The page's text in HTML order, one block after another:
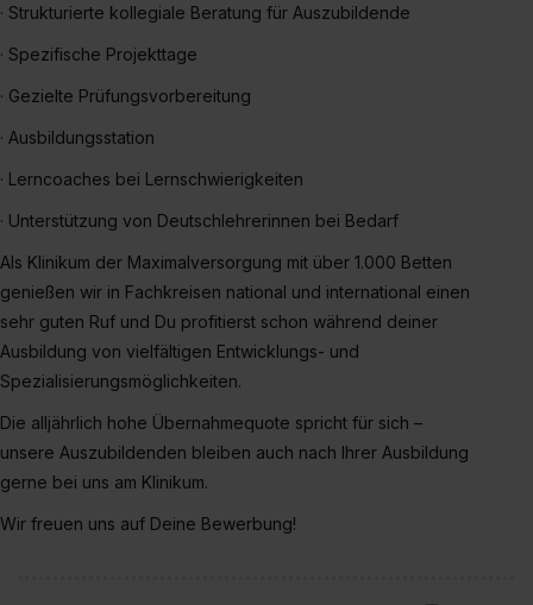
· Strukturierte kollegiale Beratung für Auszubildende
· Spezifische Projekttage
· Gezielte Prüfungsvorbereitung
· Ausbildungsstation
· Lerncoaches bei Lernschwierigkeiten
· Unterstützung von Deutschlehrerinnen bei Bedarf
Als Klinikum der Maximalversorgung mit über 1.000 Betten
genießen wir in Fachkreisen national und international einen
sehr guten Ruf und Du profitierst schon während deiner
Ausbildung von vielfältigen Entwicklungs- und
Spezialisierungsmöglichkeiten.
Die alljährlich hohe Übernahmequote spricht für sich –
unsere Auszubildenden bleiben auch nach Ihrer Ausbildung
gerne bei uns am Klinikum.
Wir freuen uns auf Deine Bewerbung!